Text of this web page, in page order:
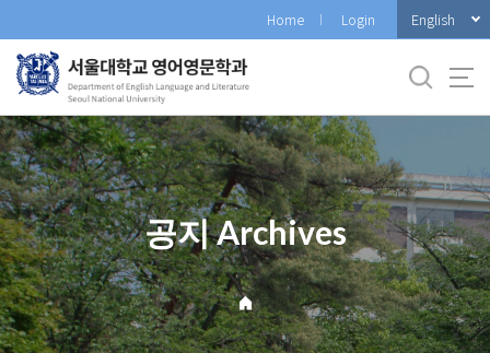
로
메
뉴
Home Login English
공지 Archives